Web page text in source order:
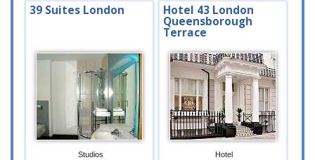
39 Suites London
Studios
Hotel 43 London
Queensborough
Terrace
Hotel